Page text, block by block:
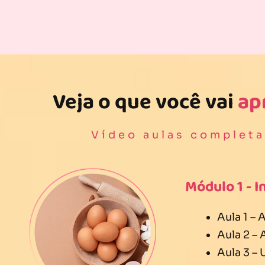
Veja o que você vai
Vídeo aulas
Módulo 1 -
Aula 1 –
Aula 2 –
Aula 3 –